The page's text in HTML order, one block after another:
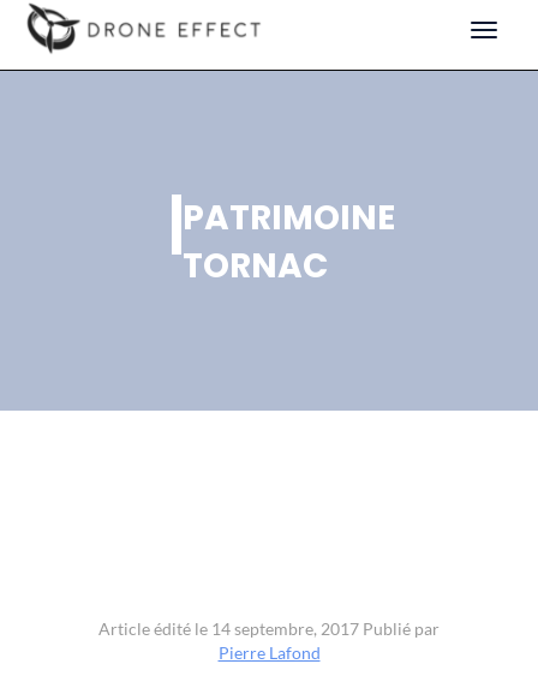
Toggle
PATRIMOINE
TORNAC
Article édité le 14 septembre, 2017 Publié par
Pierre Lafond